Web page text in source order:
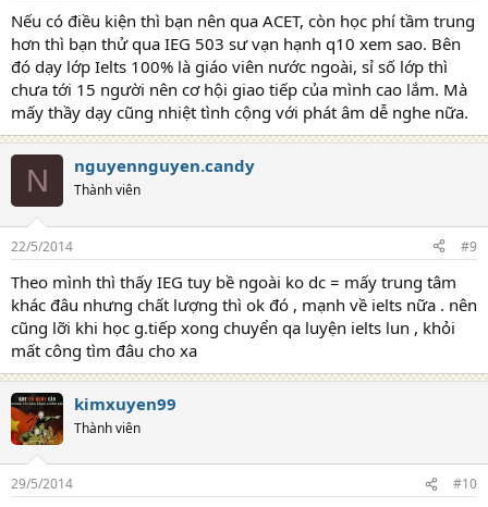
Nếu có điều kiện thì bạn nên qua ACET, còn học phí tầm trung
hơn thì bạn thử qua IEG 503 sư vạn hạnh q10 xem sao. Bên
đó dạy lớp Ielts 100% là giáo viên nước ngoài, sỉ số lớp thì
chưa tới 15 người nên cơ hội giao tiếp của mình cao lắm. Mà
mấy thầy dạy cũng nhiệt tình cộng với phát âm dễ nghe nữa.
N nguyennguyen.candy
Thành viên
22/5/2014 #9
Theo mình thì thấy IEG tuy bề ngoài ko dc = mấy trung tâm
khác đâu nhưng chất lượng thì ok đó , mạnh về ielts nữa . nên
cũng lỡi khi học g.tiếp xong chuyển qa luyện ielts lun , khỏi
mất công tìm đâu cho xa
kimxuyen99
Thành viên
29/5/2014 #10